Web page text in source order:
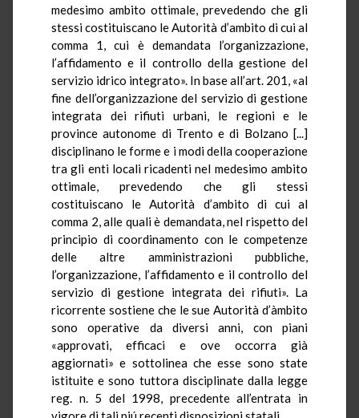
medesimo ambito ottimale, prevedendo che gli
stessi costituiscano le Autorità d’ambito di cui al
comma 1, cui è demandata l’organizzazione,
l’affidamento e il controllo della gestione del
servizio idrico integrato». In base all’art. 201, «al
fine dell’organizzazione del servizio di gestione
integrata dei rifiuti urbani, le regioni e le
province autonome di Trento e di Bolzano [...]
disciplinano le forme e i modi della cooperazione
tra gli enti locali ricadenti nel medesimo ambito
ottimale, prevedendo che gli stessi
costituiscano le Autorità d’ambito di cui al
comma 2, alle quali è demandata, nel rispetto del
principio di coordinamento con le competenze
delle altre amministrazioni pubbliche,
l’organizzazione, l’affidamento e il controllo del
servizio di gestione integrata dei rifiuti». La
ricorrente sostiene che le sue Autorità d’àmbito
sono operative da diversi anni, con piani
«approvati, efficaci e ove occorra già
aggiornati» e sottolinea che esse sono state
istituite e sono tuttora disciplinate dalla legge
reg. n. 5 del 1998, precedente all’entrata in